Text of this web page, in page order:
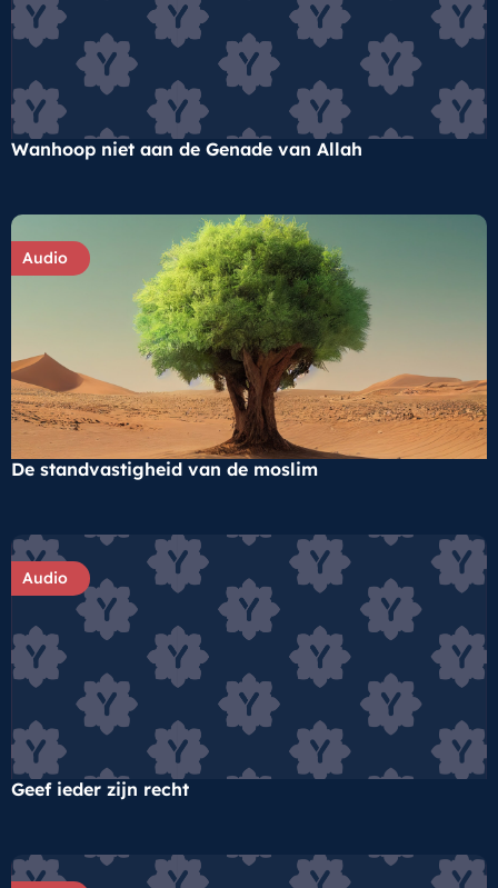
Wanhoop niet aan de Genade van Allah
Audio
De standvastigheid van de moslim
Audio
Geef ieder zijn recht